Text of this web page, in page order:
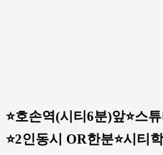
⭐️호손역(시티6분)앞⭐️스
⭐️2인동시 OR한분⭐️시티